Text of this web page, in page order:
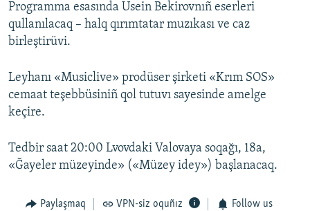
Programma esasında Usein Bekirovnıñ eserleri
qullanılacaq – halq qırımtatar muzıkası ve caz
birleştirüvi.
Leyhanı «Musiclive» prodüser şirketi «Krım SOS»
cemaat teşebbüsiniñ qol tutuvı sayesinde amelge
keçire.
Tedbir saat 20:00 Lvovdaki Valovaya soqağı, 18a,
«Ğayeler müzeyinde» («Müzey idey») başlanacaq.
Paylaşmaq VPN-siz oquñız Follow us